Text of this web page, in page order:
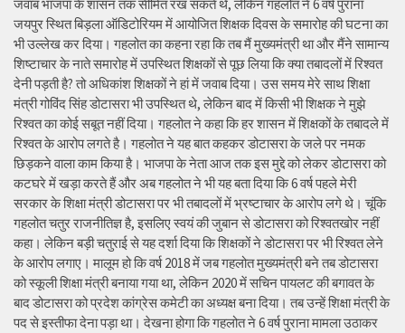
जवाब भाजपा के शासन तक सीमित रख सकते थे, लेकिन गहलोत ने 6 वर्ष पुराना
जयपुर स्थित बिड़ला ऑडिटोरियम में आयोजित शिक्षक दिवस के समारोह की घटना का
भी उल्लेख कर दिया। गहलोत का कहना रहा कि तब मैं मुख्यमंत्री था और मैंने सामान्य
शिष्टाचार के नाते समारोह में उपस्थित शिक्षकों से पूछ लिया कि क्या तबादलों में रिश्वत
देनी पड़ती है? तो अधिकांश शिक्षकों ने हां में जवाब दिया। उस समय मेरे साथ शिक्षा
मंत्री गोविंद सिंह डोटासरा भी उपस्थित थे, लेकिन बाद में किसी भी शिक्षक ने मुझे
रिश्वत का कोई सबूत नहीं दिया। गहलोत ने कहा कि हर शासन में शिक्षकों के तबादले में
रिश्वत के आरोप लगते है। गहलोत ने यह बात कहकर डोटासरा के जले पर नमक
छिड़कने वाला काम किया है। भाजपा के नेता आज तक इस मुद्दे को लेकर डोटासरा को
कटघरे में खड़ा करते हैं और अब गहलोत ने भी यह बता दिया कि 6 वर्ष पहले मेरी
सरकार के शिक्षा मंत्री डोटासरा पर भी तबादलों में भ्रष्टाचार के आरोप लगे थे। चूंकि
गहलोत चतुर राजनीतिज्ञ है, इसलिए स्वयं की जुबान से डोटासरा को रिश्वतखोर नहीं
कहा। लेकिन बड़ी चतुराई से यह दर्शा दिया कि शिक्षकों ने डोटासरा पर भी रिश्वत लेने
के आरोप लगाए। मालूम हो कि वर्ष 2018 में जब गहलोत मुख्यमंत्री बने तब डोटासरा
को स्कूली शिक्षा मंत्री बनाया गया था, लेकिन 2020 में सचिन पायलट की बगावत के
बाद डोटासरा को प्रदेश कांग्रेस कमेटी का अध्यक्ष बना दिया। तब उन्हें शिक्षा मंत्री के
पद से इस्तीफा देना पड़ा था। देखना होगा कि गहलोत ने 6 वर्ष पुराना मामला उठाकर